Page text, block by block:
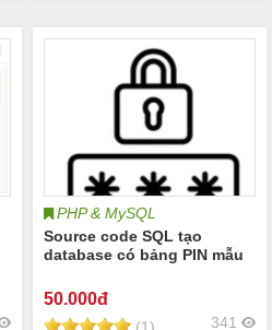
PHP & MySQL
Source code SQL tạo
database có bảng PIN mẫu
50.000đ
341